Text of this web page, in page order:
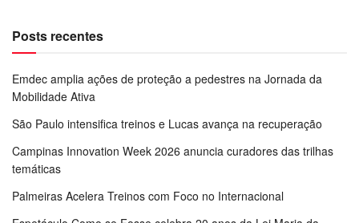
Posts recentes
Emdec amplia ações de proteção a pedestres na Jornada da
Mobilidade Ativa
São Paulo intensifica treinos e Lucas avança na recuperação
Campinas Innovation Week 2026 anuncia curadores das trilhas
temáticas
Palmeiras Acelera Treinos com Foco no Internacional